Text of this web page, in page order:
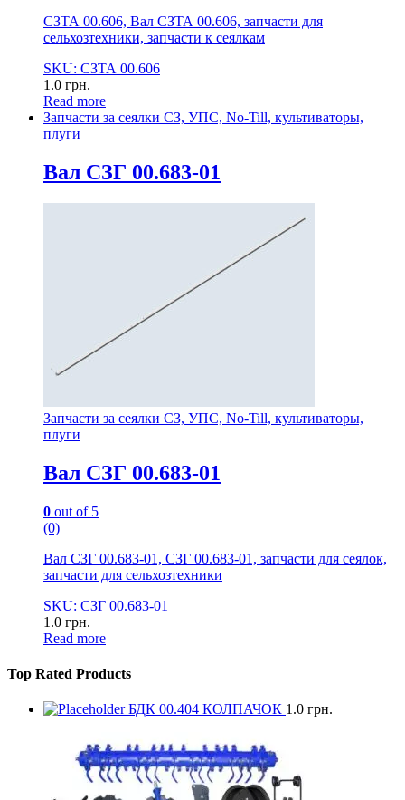
СЗТА 00.606, Вал СЗТА 00.606, запчасти для
сельхозтехники, запчасти к сеялкам
SKU: СЗТА 00.606
1.0 грн.
Read more
Запчасти за сеялки СЗ, УПС, No-Till, культиваторы,
плуги
Вал СЗГ 00.683-01
Запчасти за сеялки СЗ, УПС, No-Till, культиваторы,
плуги
Вал СЗГ 00.683-01
0 out of 5
(0)
Вал СЗГ 00.683-01, СЗГ 00.683-01, запчасти для сеялок,
запчасти для сельхозтехники
SKU: СЗГ 00.683-01
1.0 грн.
Read more
Top Rated Products
БДК 00.404 КОЛПАЧОК 1.0 грн.